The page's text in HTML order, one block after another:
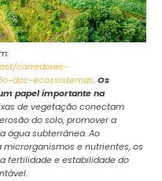
corredores-
dos-ecossistemas.Os
papel importante na
de vegetação conectam
do solo, promover a
água subterrânea. Ao
e nutrientes, os
fertilidade e estabilidade do